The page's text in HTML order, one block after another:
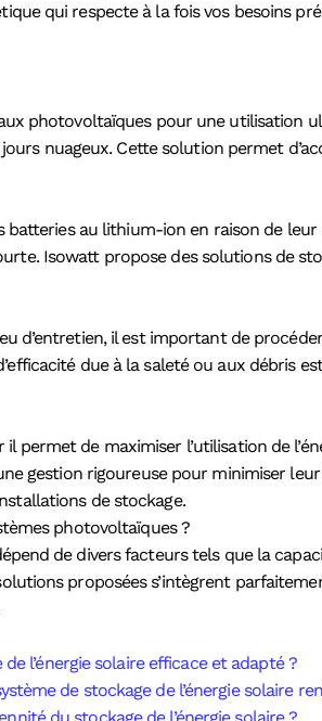
qui respecte à la fois vos besoins
photovoltaïques pour une utilisation
nuageux. Cette solution permet
au lithium-ion en raison de
Isowatt propose des solutions de
il est important de
due à la saleté ou aux débris
permet de maximiser l’utilisation de
gestion rigoureuse pour minimiser
de stockage.
photovoltaïques ?
de divers facteurs tels que la
proposées s’intègrent
l’énergie solaire efficace et adapté ?
de stockage de l’énergie solaire